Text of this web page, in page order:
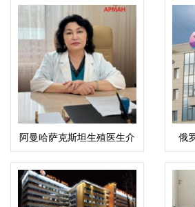
阿曼哈萨克斯坦生殖医生介
绍：科潘巴斯科娃·拉伊哈
恩·乌斯塔巴耶夫娜
俄